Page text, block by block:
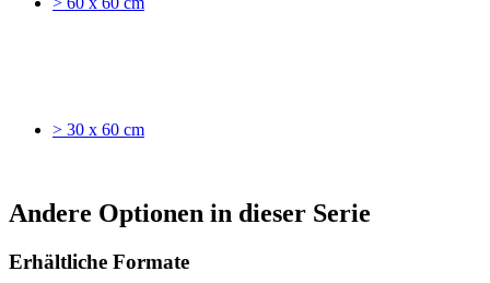
> 30 x 60 cm
Andere Optionen in dieser Serie
Erhältliche Formate